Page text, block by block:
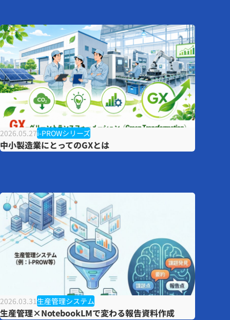
2026.05.27i-PROWシリーズ
中小製造業にとってのGXとは
2026.03.31生産管理システム
生産管理×NotebookLMで変わる報告資料作成